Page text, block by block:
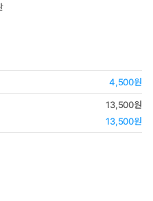
4,500원
13,500원
13,500원